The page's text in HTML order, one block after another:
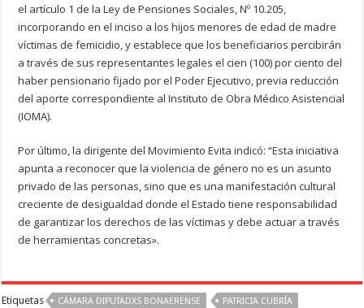
el artículo 1 de la Ley de Pensiones Sociales, Nº 10.205,
incorporando en el inciso a los hijos menores de edad de madre
víctimas de femicidio, y establece que los beneficiarios percibirán
a través de sus representantes legales el cien (100) por ciento del
haber pensionario fijado por el Poder Ejecutivo, previa reducción
del aporte correspondiente al Instituto de Obra Médico Asistencial
(IOMA).
Por último, la dirigente del Movimiento Evita indicó: “Esta iniciativa
apunta a reconocer que la violencia de género no es un asunto
privado de las personas, sino que es una manifestación cultural
creciente de desigualdad donde el Estado tiene responsabilidad
de garantizar los derechos de las víctimas y debe actuar a través
de herramientas concretas».
Etiquetas CÁMARA DIPUTADXS BONAERENSE
PATRICIA CUBRÍA